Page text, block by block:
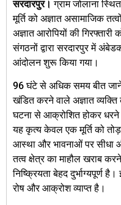
सरदारपुर।ग्राम जोलाना
मूर्ति को अज्ञात असामाजिक
अज्ञात आरोपियों की
संगठनों द्वारा सरदारपुर में
आंदोलन शुरू किया गया।
96 घंटे से अधिक समय बीत जाने
खंडित करने वाले अज्ञात व्यक्ति
घटना से आक्रोशित होकर
यह कृत्य केवल एक मूर्ति को
आस्था और भावनाओं पर सीधा
तत्व क्षेत्र का माहौल खराब
निष्क्रियता बेहद दुर्भाग्यपूर्ण
रोष और आक्रोश व्याप्त है।